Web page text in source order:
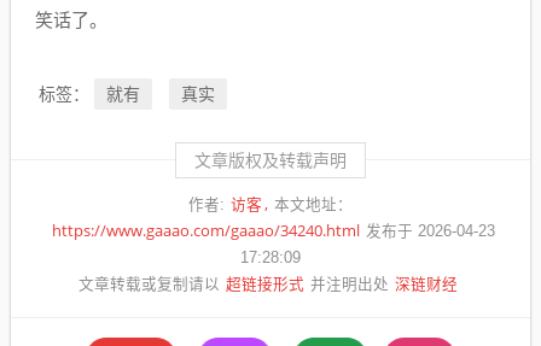
笑话了。
标签： 就有 真实
文章版权及转载声明
作者: 访客 本文地址：
https://www.gaaao.com/gaaao/34240.html 发布于 2026-04-23
17:28:09
文章转载或复制请以 超链接形式 并注明出处 深链财经